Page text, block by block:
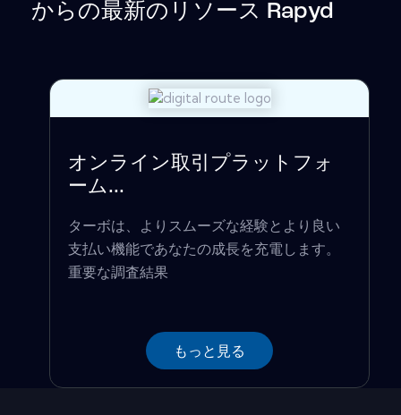
からの最新のリソース Rapyd
オンライン取引プラットフォ
ーム...
ターボは、よりスムーズな経験とより良い
支払い機能であなたの成長を充電します。
重要な調査結果
もっと見る